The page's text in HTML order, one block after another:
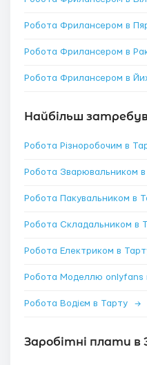
Робота Фрилансером в
Робота Фрилансером в
Робота Фрилансером в
Найбільш
Робота Різноробочим в
Робота Зварювальником
Робота Пакувальником в
Робота Складальником в
Робота Електриком в
Робота Моделлю onlyfans
Робота Водієм в Тарту →
Заробітні плати в